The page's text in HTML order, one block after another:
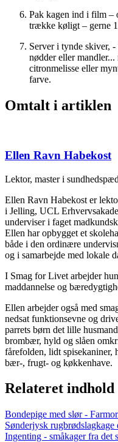
Pak kagen ind i film –
trække køligt – gerne
Server i tynde skiver,
nødder eller
citronmelisse eller
farve.
Omtalt i artiklen
Ellen Ravn Habekost
Lektor, master i
Ellen Ravn Habekost er
i Jelling, UCL
underviser i faget
Ellen har opbygget et
både i den ordinære
og i samarbejde med lokale
I Smag for Livet arbejder
maddannelse og
Ellen arbejder også med
nedsat funktionsevne og
parrets børn det lille
brombær, hyld og slåen
fårefolden, lidt spisekaniner,
bær-, frugt- og køkkenhave.
Relateret indhold
Bondepige med slør -
Sønderjysk
Ingenting - småkager fra det